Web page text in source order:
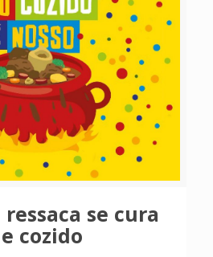
se cura
cozido